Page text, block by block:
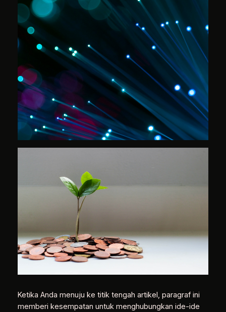
Ketika Anda menuju ke titik tengah artikel, paragraf ini
memberi kesempatan untuk menghubungkan ide-ide